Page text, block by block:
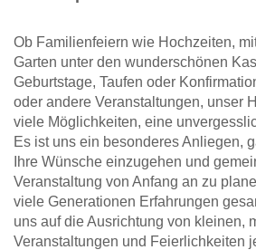
Ob Familienfeiern wie Hochzeiten,
Garten unter den wunderschönen
Geburtstage, Taufen oder
oder andere Veranstaltungen, unser
viele Möglichkeiten, eine
Es ist uns ein besonderes Anliegen,
Ihre Wünsche einzugehen und
Veranstaltung von Anfang an zu
viele Generationen Erfahrungen
uns auf die Ausrichtung von kleinen,
Veranstaltungen und Feierlichkeiten